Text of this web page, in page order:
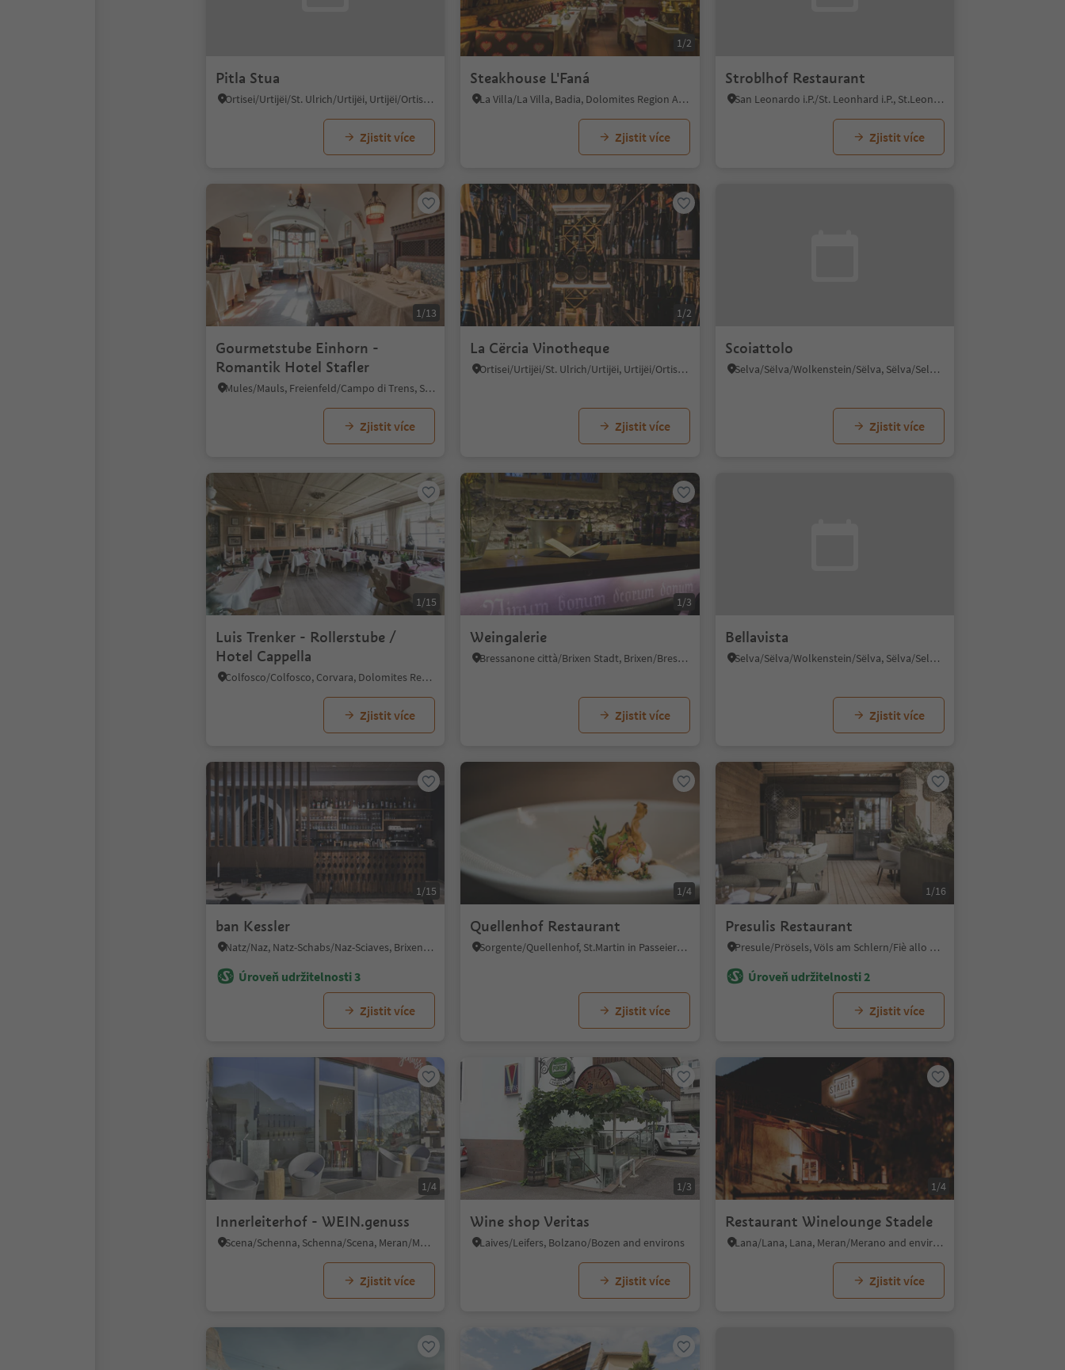
Pitla Stua
Ortisei/Urtijëi/St. Ulrich/Urtijëi, Urtijëi/Ortisei, Dolomites Region Val Gardena
Zjistit více
1/2
Steakhouse L'Faná
La Villa/La Villa, Badia, Dolomites Region Alta Badia
Zjistit více
Stroblhof Restaurant
San Leonardo i.P./St. Leonhard i.P., St.Leonhard in Passeier/San Leonardo in Passiria, Meran/Merano and environs
Zjistit více
1/13
Gourmetstube Einhorn -
Romantik Hotel Stafler
Mules/Mauls, Freienfeld/Campo di Trens, Sterzing/Vipiteno and environs
Zjistit více
1/2
La Cërcia Vinotheque
Ortisei/Urtijëi/St. Ulrich/Urtijëi, Urtijëi/Ortisei, Dolomites Region Val Gardena
Zjistit více
Scoiattolo
Selva/Sëlva/Wolkenstein/Sëlva, Sëlva/Selva di Val Gardena, Dolomites Region Val Gardena
Zjistit více
1/15
Luis Trenker - Rollerstube /
Hotel Cappella
Colfosco/Colfosco, Corvara, Dolomites Region Alta Badia
Zjistit více
1/3
Weingalerie
Bressanone città/Brixen Stadt, Brixen/Bressanone, Brixen/Bressanone and environs
Zjistit více
Bellavista
Selva/Sëlva/Wolkenstein/Sëlva, Sëlva/Selva di Val Gardena, Dolomites Region Val Gardena
Zjistit více
1/15
ban Kessler
Natz/Naz, Natz-Schabs/Naz-Sciaves, Brixen/Bressanone and environs
Úroveň udržitelnosti 3
Zjistit více
1/4
Quellenhof Restaurant
Sorgente/Quellenhof, St.Martin in Passeier/San Martino in Passiria, Meran/Merano and environs
Zjistit více
1/16
Presulis Restaurant
Presule/Prösels, Völs am Schlern/Fiè allo Sciliar, Dolomites Region Seiser Alm
Úroveň udržitelnosti 2
Zjistit více
1/4
Innerleiterhof - WEIN.genuss
Scena/Schenna, Schenna/Scena, Meran/Merano and environs
Zjistit více
1/3
Wine shop Veritas
Laives/Leifers, Bolzano/Bozen and environs
Zjistit více
1/4
Restaurant Winelounge Stadele
Lana/Lana, Lana, Meran/Merano and environs
Zjistit více